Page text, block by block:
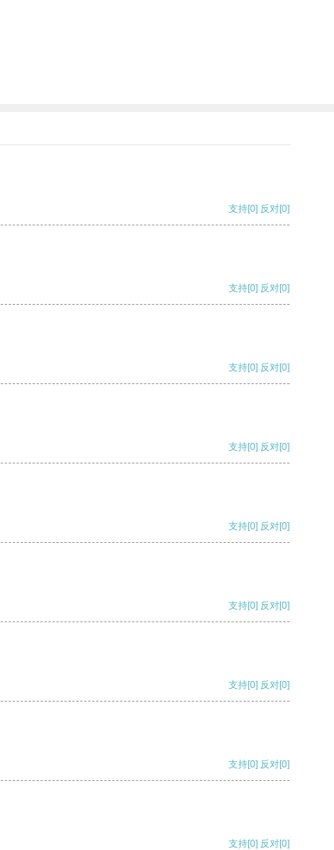
支持[0] 反对[0]
支持[0] 反对[0]
支持[0] 反对[0]
支持[0] 反对[0]
支持[0] 反对[0]
支持[0] 反对[0]
支持[0] 反对[0]
支持[0] 反对[0]
支持[0] 反对[0]